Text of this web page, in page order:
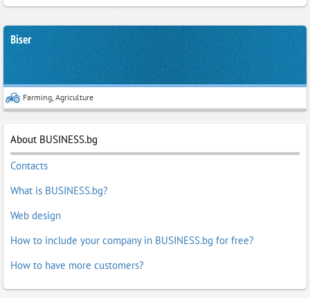
Biser
Farming, Agriculture
About BUSINESS.bg
Contacts
What is BUSINESS.bg?
Web design
How to include your company in BUSINESS.bg for free?
How to have more customers?